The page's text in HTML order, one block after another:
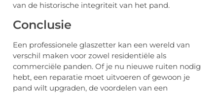
van de historische integriteit van het pand.
Conclusie
Een professionele glaszetter kan een wereld van
verschil maken voor zowel residentiële als
commerciële panden. Of je nu nieuwe ruiten nodig
hebt, een reparatie moet uitvoeren of gewoon je
pand wilt upgraden, de voordelen van een